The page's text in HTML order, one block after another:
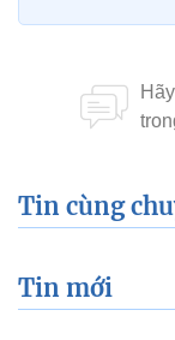
Tin cùng
Tin mới